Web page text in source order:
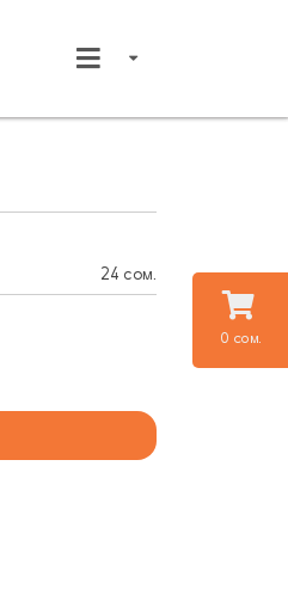
0 сом.
24 сом.